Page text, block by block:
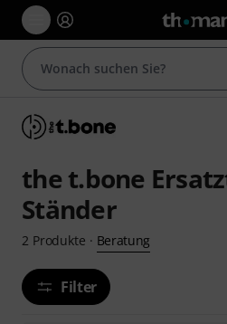
the t.bone
Ständer
2 Produkte · Beratung
Filter